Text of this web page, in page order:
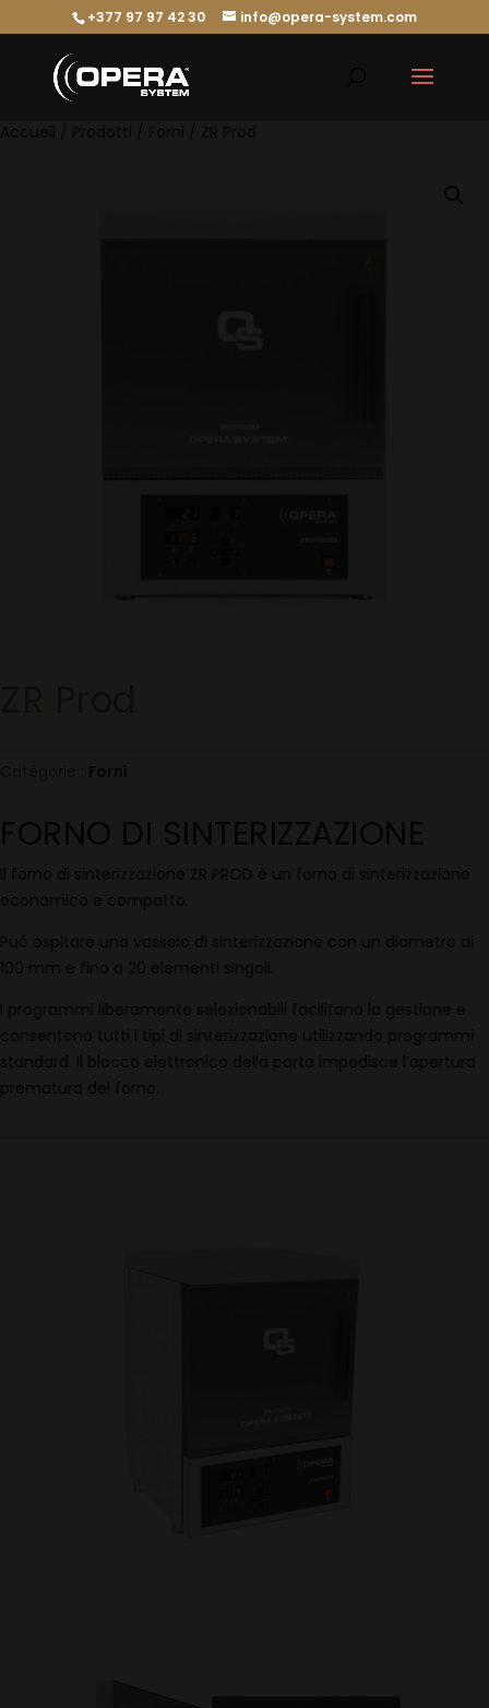
+377 97 97 42 30 info@opera-system.com
Accueil / Prodotti / Forni / ZR Prod
Forni
Il forno di sinterizzazione ZR PROD è un forno di sinterizzazione
economico e compatto.
Può ospitare una vassoio di sinterizzazione con un diametro di
100 mm e fino a 20 elementi singoli.
I programmi liberamente selezionabili facilitano la gestione e
consentono tutti i tipi di sinterizzazione utilizzando programmi
standard. Il blocco elettronico della porta impedisce l’apertura
prematura del forno.